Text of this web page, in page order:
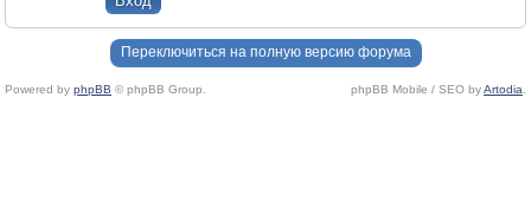
Переключиться на полную версию форума
Powered by phpBB © phpBB Group. phpBB Mobile / SEO byArtodia